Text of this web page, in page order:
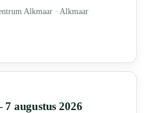
Alkmaar · Alkmaar
augustus 2026